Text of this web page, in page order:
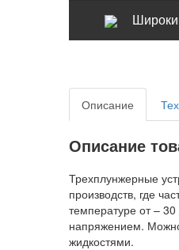
Описание
Описание
Трехплунжерные
производств, где
температуре от –
напряжением.
жидкостями.